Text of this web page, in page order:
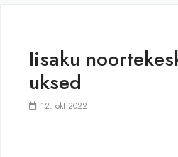
Iisaku
uksed
12. okt 2022